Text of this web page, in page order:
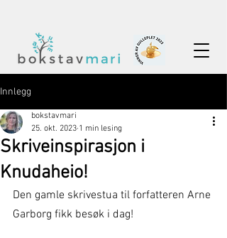
Innlegg
Skriveinspirasjon i
Knudaheio!
bokstavmari
25. okt. 2023 1 min lesing
Den gamle skrivestua til forfatteren Arne
Garborg fikk besøk i dag!